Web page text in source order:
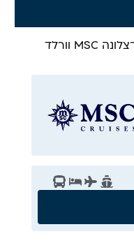
חבילת שייט בים התיכון מברצלונה MSC וורלד